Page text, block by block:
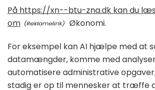
På https://xn--btu-zna.dk kan du
om
Økonomi.
For eksempel kan AI hjælpe med at
datamængder, komme med
automatisere administrative
stadig er op til mennesker at træffe